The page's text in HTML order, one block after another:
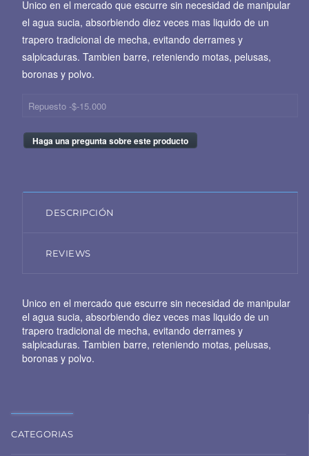
Unico en el mercado que escurre sin necesidad de manipular
el agua sucia, absorbiendo diez veces mas liquido de un
trapero tradicional de mecha, evitando derrames y
salpicaduras. Tambien barre, reteniendo motas, pelusas,
boronas y polvo.
Repuesto -$-15.000
Haga una pregunta sobre este producto
DESCRIPCIÓN
REVIEWS
Unico en el mercado que escurre sin necesidad de manipular
el agua sucia, absorbiendo diez veces mas liquido de un
trapero tradicional de mecha, evitando derrames y
salpicaduras. Tambien barre, reteniendo motas, pelusas,
boronas y polvo.
CATEGORIAS